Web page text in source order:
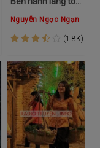
Nguyễn Ngọc Ngạn
(1.8K)